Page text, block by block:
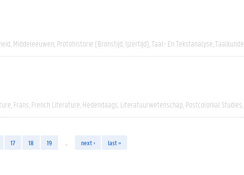
Middeleeuwen Protohistorie (bronstijd, Ijzertijd) Taal- En Tekstanalyse Taalkunde
Frans French Literature Hedendaags Literatuurwetenschap Postcolonial Studies
17 18 19 next › last »